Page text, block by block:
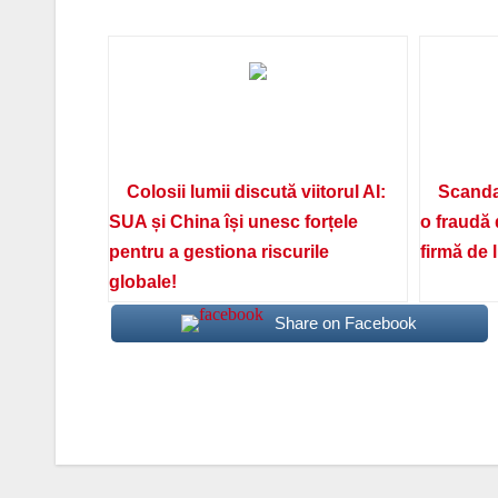
Colosii lumii discută viitorul AI:
SUA și China își unesc forțele
pentru a gestiona riscurile
globale!
o fraudă
firmă de
Share on Facebook